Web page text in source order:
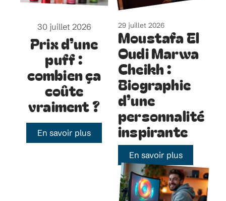
30 juillet 2026
Prix d’une
puff :
combien ça
coûte
vraiment ?
En savoir plus
29 juillet 2026
Moustafa El
Oudi Marwa
Cheikh :
Biographie
d’une
personnalité
inspirante
En savoir plus